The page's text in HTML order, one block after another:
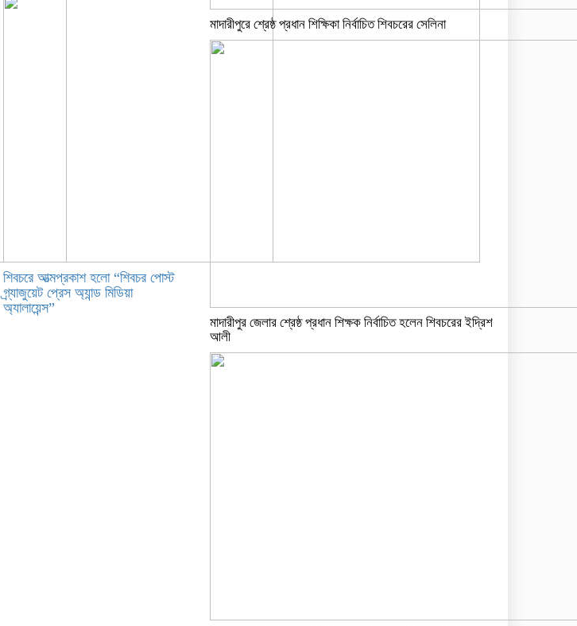
শিবচরে আত্মপ্রকাশ হলো “শিবচর পোস্ট
গ্র্যাজুয়েট প্রেস অ্যান্ড মিডিয়া
অ্যালায়েন্স”
মাদারীপুরে শ্রেষ্ঠ প্রধান শিক্ষিকা নির্বাচিত শিবচরের সেলিনা
মাদারীপুর জেলার শ্রেষ্ঠ প্রধান শিক্ষক নির্বাচিত হলেন শিবচরের ইদ্রিশ
আলী